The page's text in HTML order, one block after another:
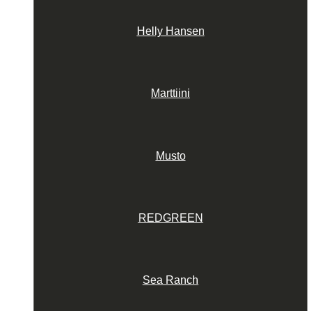
Helly Hansen
Marttiini
Musto
REDGREEN
Sea Ranch